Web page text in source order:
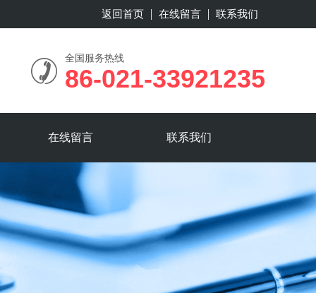
返回首页 在线留言 联系我们
全国服务热线
86-021-33921235
在线留言 联系我们